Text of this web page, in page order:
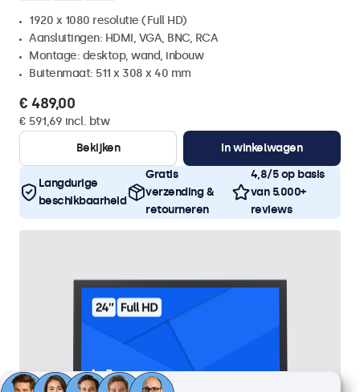
1920 x 1080 resolutie (Full HD)
Aansluitingen: HDMI, VGA, BNC, RCA
Montage: desktop, wand, inbouw
Buitenmaat: 511 x 308 x 40 mm
€ 489,00
€ 591,69 incl. btw
Bekijken
In winkelwagen
Langdurige
beschikbaarheid
Gratis
verzending &
retourneren
4,8/5 op basis
van 5.000+
reviews